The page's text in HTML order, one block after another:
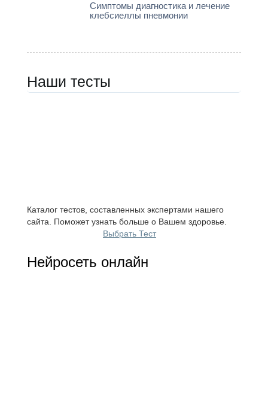
Симптомы диагностика и лечение
клебсиеллы пневмонии
Наши тесты
Каталог тестов, составленных экспертами нашего
сайта. Поможет узнать больше о Вашем здоровье.
Выбрать Тест
Нейросеть онлайн